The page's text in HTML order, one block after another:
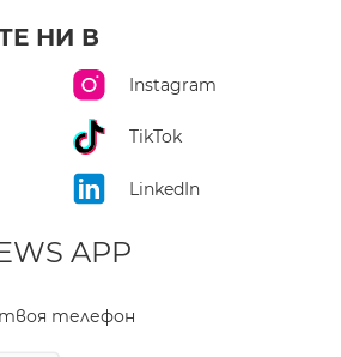
НИ В
Instagram
TikTok
LinkedIn
APP
твоя телефон